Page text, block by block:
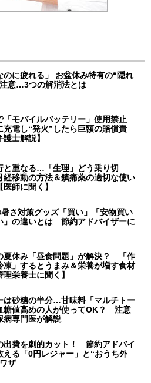
のに疲れる」 お盆休み特有の“隠れ
意…3つの解消法とは
「モバイルバッテリー」使用禁止
充電し“発火”したら巨額の賠償責
士解説】
と重なる…「生理」どう乗り切
移動の方法＆鎮痛薬の適切な使い
師に聞く】
さ対策グッズ「買い」「安物買い
」の違いとは 節約アドバイザーに
夏休み「昼食問題」が解決？ 「作
凍」するとうまみ＆栄養が増す食材
理栄養士に聞く】
は砂糖の半分…甘味料「マルチトー
糖値高めの人が使ってOK？ 注意
病専門医が解説
出費を劇的カット！ 節約アドバイ
える「0円レジャー」と“おうち外
ザ